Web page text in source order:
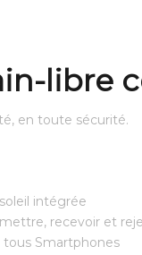
libre
en toute sécurité.
intégrée
recevoir et
Smartphones